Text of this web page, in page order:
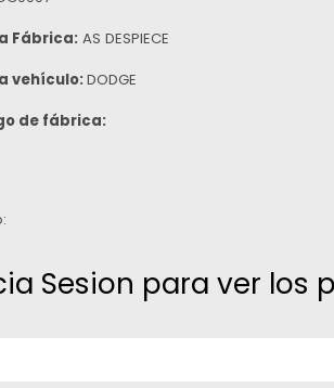
Fábrica: AS DESPIECE
vehículo: DODGE
de fábrica:
Sesion para ver los